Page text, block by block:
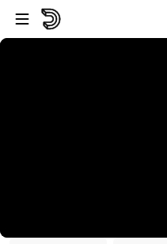
Vai al lettore
Passa al contenuto principale